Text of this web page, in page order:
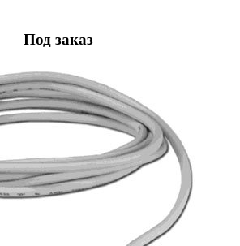
Под заказ